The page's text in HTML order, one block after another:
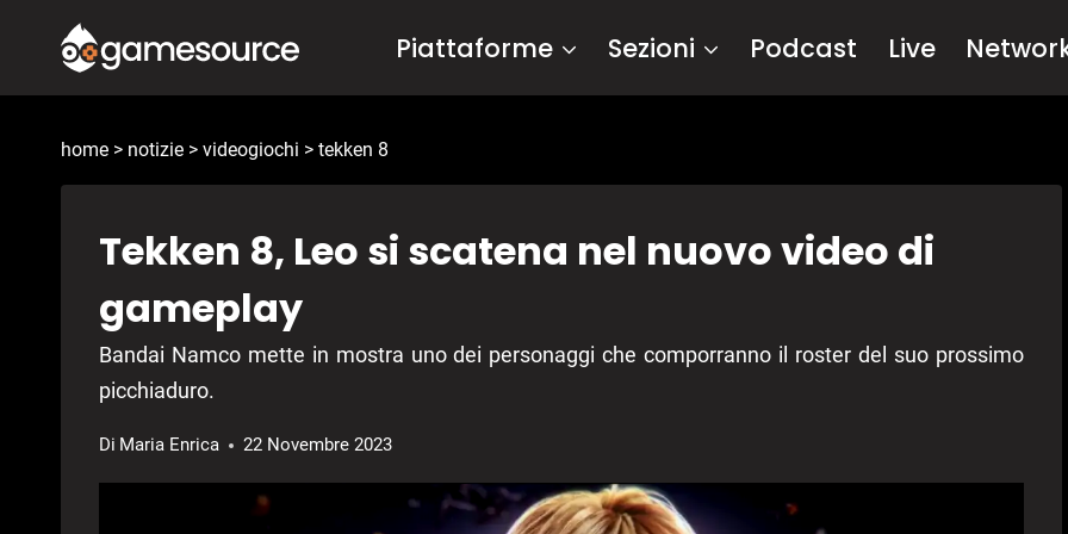
contenuto
Piattaforme Sezioni Podcast Live
home > notizie > videogiochi > tekken 8
Tekken 8, Leo si scatena nel nuovo video di
gameplay
Bandai Namco mette in mostra uno dei personaggi che comporranno il roster del suo prossimo
picchiaduro.
Di Maria Enrica 22 Novembre 2023